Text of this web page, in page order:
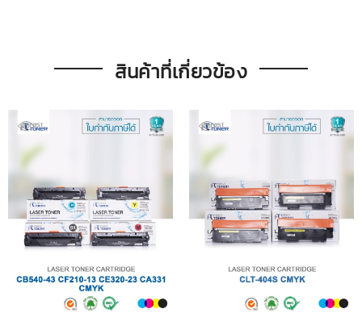
สินค้าที่เกี่ยวข้อง